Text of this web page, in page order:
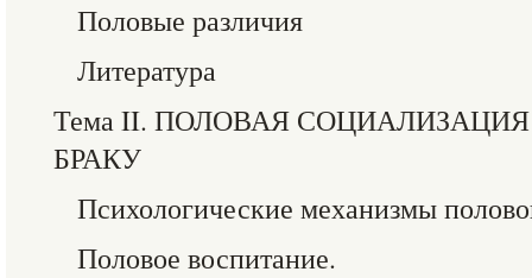
Половые различия
Литература
Тема II. ПОЛОВАЯ
БРАКУ
Психологические механизмы
Половое воспитание.